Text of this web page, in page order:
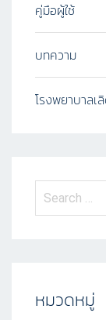
คู่มือผู้ใช้
บทความ
โรงพยาบาลเ
หมวดหมู่